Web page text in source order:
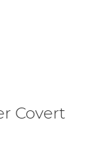
Covert